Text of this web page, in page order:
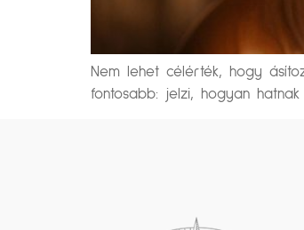
Nem lehet célérték, hogy
fontosabb: jelzi, hogyan